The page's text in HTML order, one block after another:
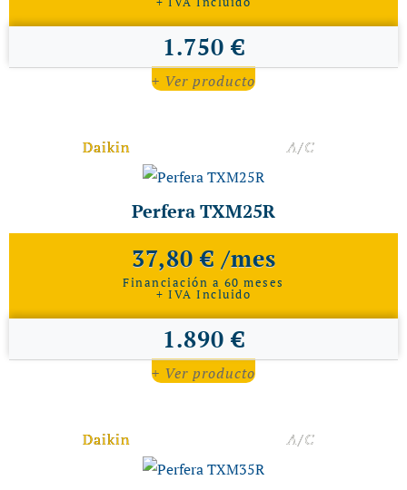
1.750 €
+ Ver producto
Daikin A/C
Perfera TXM25R
37,80 € /mes
Financiación a 60 meses
+ IVA Incluido
1.890 €
+ Ver producto
Daikin A/C